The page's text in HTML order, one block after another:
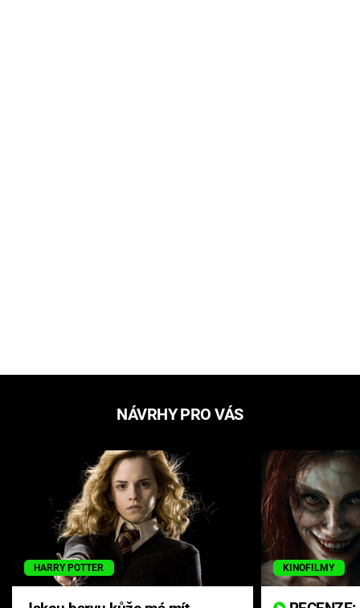
NÁVRHY PRO VÁS
HARRY POTTER KINOFILMY